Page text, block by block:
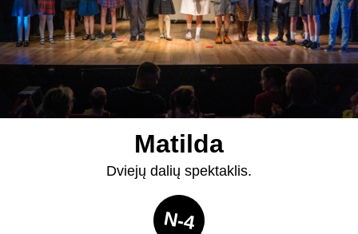
Matilda
Dviejų dalių spektaklis.
N-4